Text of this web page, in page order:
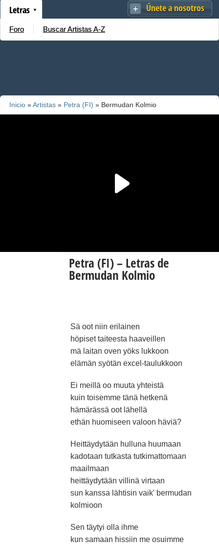
Únete a nosotros
Letras
Foro Buscar Artistas A-Z
Inicio »Artistas » Petra (FI) » Bermudan Kolmio
Petra (FI) – Letras de
Bermudan Kolmio
Sä oot niin erilainen
höpiset taiteesta haaveillen
mä laitan oven yöks lukkoon
elämän syötän excel-taulukkoon
Ei meillä oo muuta yhteistä
kuin toisemme tänä hetkenä
hämärässä oot lähellä
ethän huomiseen valoon häviä?
Heittäydytään hulluna huumaan
kadotaan tutkasta tutkimattomaan
maailmaan
heittäydytään villinä virtaan
sun kanssa lähtisin vaik' bermudan
kolmioon
Sen täytyi olla ihme
kun samaan hissiin me osuimme